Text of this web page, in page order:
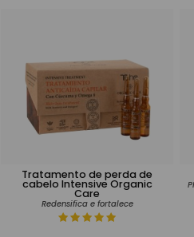
Tratamento de perda de
cabelo Intensive Organic
Care
Redensifica e fortalece